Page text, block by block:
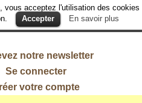
vous acceptez l'utilisation des cookies
Accepter En savoir plus
notre newsletter
Se connecter
votre compte